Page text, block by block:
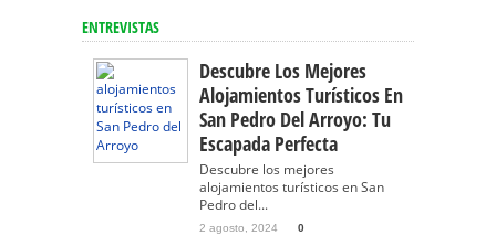
ENTREVISTAS
Descubre Los Mejores
Alojamientos Turísticos En
San Pedro Del Arroyo: Tu
Escapada Perfecta
Descubre los mejores
alojamientos turísticos en San
Pedro del...
2 agosto, 2024 0